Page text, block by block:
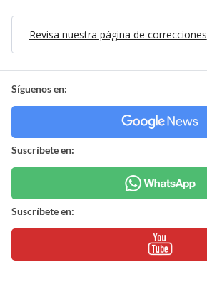
Revisa nuestra página de correcciones
Síguenos en:
Suscríbete en:
Suscríbete en: